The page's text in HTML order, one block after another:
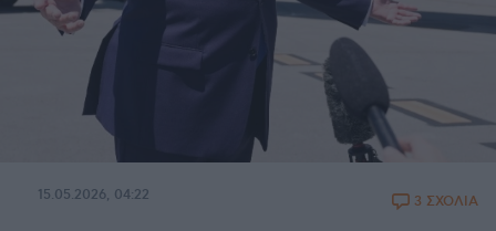
15.05.2026, 04:22 3 ΣΧΟΛΙΑ